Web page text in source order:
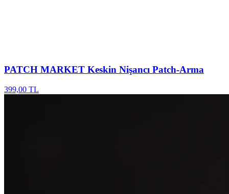
PATCH MARKET Keskin Nişancı Patch-Arma
399,00 TL